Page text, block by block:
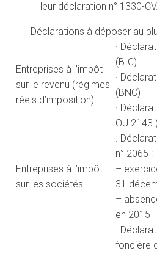
leur déclaration n° 1330-
Déclarations à déposer au
Entreprises à l’impôt
sur le revenu (régimes
réels d’imposition)
·
(BIC)
·
(BNC)
·
OU 2143
Entreprises à l’impôt
sur les sociétés
.
n° 2065 :
–
31
–
en 2015
·
foncière